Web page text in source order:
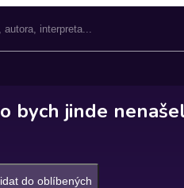
bych jinde
do oblíbených